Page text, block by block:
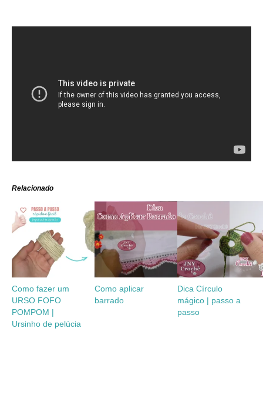
Relacionado
Como fazer um
URSO FOFO
POMPOM |
Ursinho de pelúcia
Como aplicar
barrado
Dica Círculo
mágico | passo a
passo